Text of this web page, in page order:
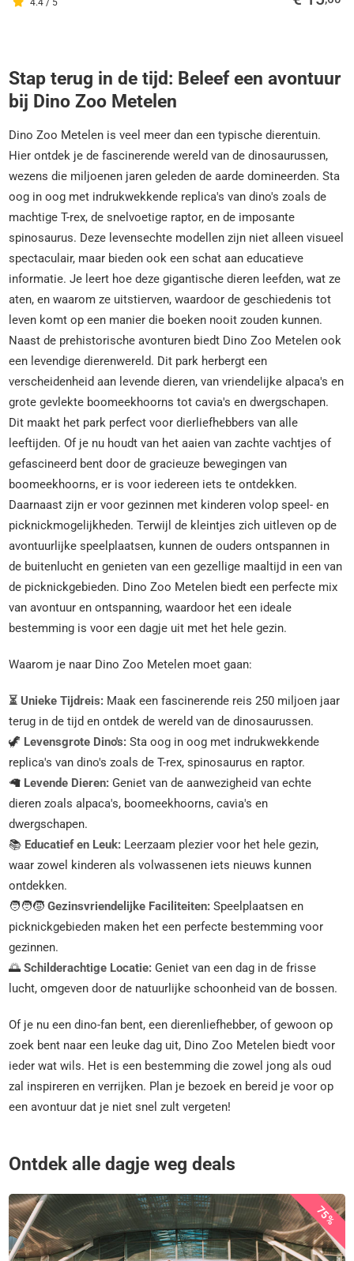
4.4 / 5
Stap terug in de tijd: Beleef een avontuur
bij Dino Zoo Metelen
Dino Zoo Metelen is veel meer dan een typische dierentuin.
Hier ontdek je de fascinerende wereld van de dinosaurussen,
wezens die miljoenen jaren geleden de aarde domineerden. Sta
oog in oog met indrukwekkende replica's van dino's zoals de
machtige T-rex, de snelvoetige raptor, en de imposante
spinosaurus. Deze levensechte modellen zijn niet alleen visueel
spectaculair, maar bieden ook een schat aan educatieve
informatie. Je leert hoe deze gigantische dieren leefden, wat ze
aten, en waarom ze uitstierven, waardoor de geschiedenis tot
leven komt op een manier die boeken nooit zouden kunnen.
Naast de prehistorische avonturen biedt Dino Zoo Metelen ook
een levendige dierenwereld. Dit park herbergt een
verscheidenheid aan levende dieren, van vriendelijke alpaca's en
grote gevlekte boomeekhoorns tot cavia's en dwergschapen.
Dit maakt het park perfect voor dierliefhebbers van alle
leeftijden. Of je nu houdt van het aaien van zachte vachtjes of
gefascineerd bent door de gracieuze bewegingen van
boomeekhoorns, er is voor iedereen iets te ontdekken.
Daarnaast zijn er voor gezinnen met kinderen volop speel- en
picknickmogelijkheden. Terwijl de kleintjes zich uitleven op de
avontuurlijke speelplaatsen, kunnen de ouders ontspannen in
de buitenlucht en genieten van een gezellige maaltijd in een van
de picknickgebieden. Dino Zoo Metelen biedt een perfecte mix
van avontuur en ontspanning, waardoor het een ideale
bestemming is voor een dagje uit met het hele gezin.
Waarom je naar Dino Zoo Metelen moet gaan:
⏳ Unieke Tijdreis: Maak een fascinerende reis 250 miljoen jaar
terug in de tijd en ontdek de wereld van de dinosaurussen.
🦖 Levensgrote Dino's:Sta oog in oog met indrukwekkende
replica's van dino's zoals de T-rex, spinosaurus en raptor.
🦙 Levende Dieren: Geniet van de aanwezigheid van echte
dieren zoals alpaca's, boomeekhoorns, cavia's en
dwergschapen.
📚 Educatief en Leuk: Leerzaam plezier voor het hele gezin,
waar zowel kinderen als volwassenen iets nieuws kunnen
ontdekken.
🧑‍🧑‍🧒Gezinsvriendelijke Faciliteiten:Speelplaatsen en
picknickgebieden maken het een perfecte bestemming voor
gezinnen.
🌅Schilderachtige Locatie: Geniet van een dag in de frisse
lucht, omgeven door de natuurlijke schoonheid van de bossen.
Of je nu een dino-fan bent, een dierenliefhebber, of gewoon op
zoek bent naar een leuke dag uit, Dino Zoo Metelen biedt voor
ieder wat wils. Het is een bestemming die zowel jong als oud
zal inspireren en verrijken. Plan je bezoek en bereid je voor op
een avontuur dat je niet snel zult vergeten!
Ontdek alle dagje weg deals
75%